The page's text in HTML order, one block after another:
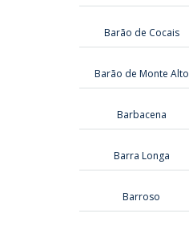
Barão de Cocais
Barão de Monte Alto
Barbacena
Barra Longa
Barroso